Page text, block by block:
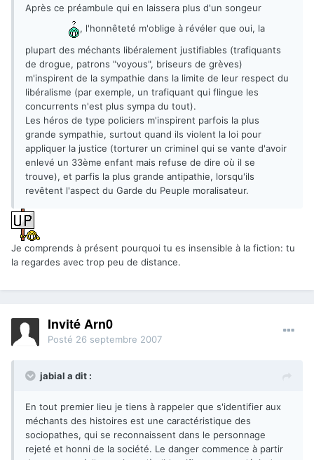
Après ce préambule qui en laissera plus d'un songeur
, l'honnêteté m'oblige à révéler que oui, la
plupart des méchants libéralement justifiables (trafiquants
de drogue, patrons "voyous", briseurs de grèves)
m'inspirent de la sympathie dans la limite de leur respect du
libéralisme (par exemple, un trafiquant qui flingue les
concurrents n'est plus sympa du tout).
Les héros de type policiers m'inspirent parfois la plus
grande sympathie, surtout quand ils violent la loi pour
appliquer la justice (torturer un criminel qui se vante d'avoir
enlevé un 33ème enfant mais refuse de dire où il se
trouve), et parfis la plus grande antipathie, lorsqu'ils
revêtent l'aspect du Garde du Peuple moralisateur.
Je comprends à présent pourquoi tu es insensible à la fiction: tu
la regardes avec trop peu de distance.
Invité Arn0
Posté 26 septembre 2007
jabial a dit :
En tout premier lieu je tiens à rappeler que s'identifier aux
méchants des histoires est une caractéristique des
sociopathes, qui se reconnaissent dans le personnage
rejeté et honni de la société. Le danger commence à partir